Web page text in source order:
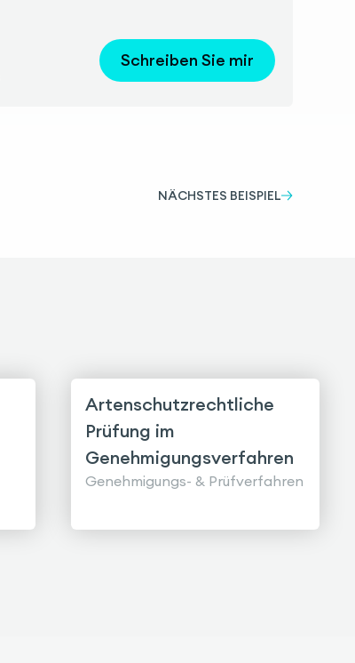
Schreiben Sie mir
NÄCHSTES BEISPIEL
Artenschutzrechtliche
Prüfung im
Genehmigungsverfahren
Genehmigungs- & Prüfverfahren